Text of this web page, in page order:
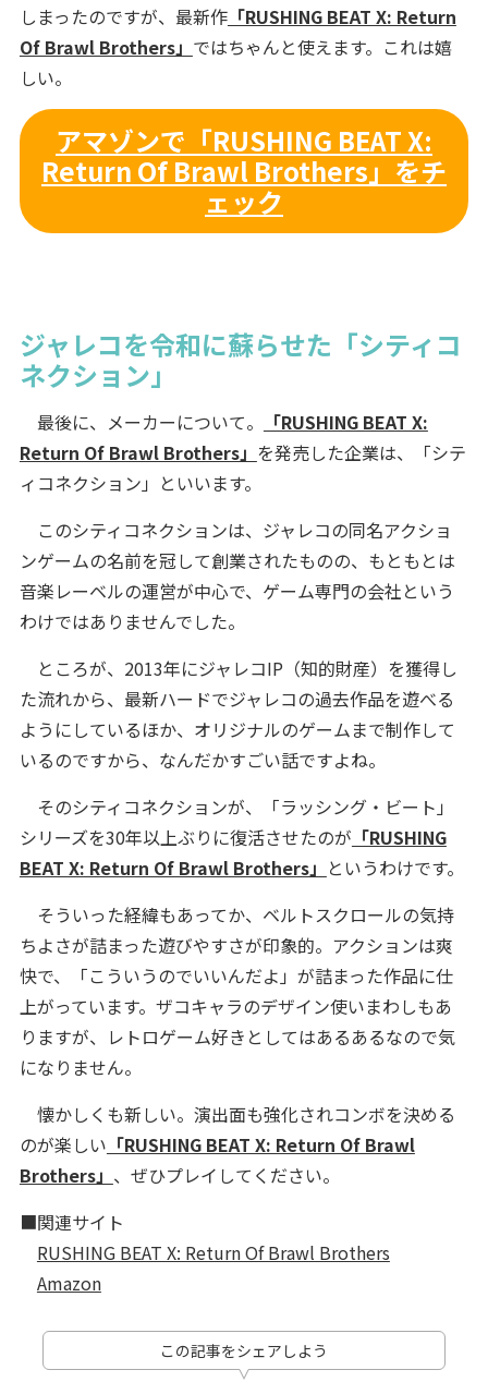
しまったのですが、最新作「RUSHING BEAT X: Return
Of Brawl Brothers」 ではちゃんと使えます。これは嬉
しい。
アマゾンで「RUSHING BEAT X:
Return Of Brawl Brothers」をチ
ェック
ジャレコを令和に蘇らせた「シティコ
ネクション」
最後に、メーカーについて。
「RUSHING BEAT X:
Return Of Brawl Brothers」 を発売した企業は、「シテ
ィコネクション」といいます。
このシティコネクションは、ジャレコの同名アクショ
ンゲームの名前を冠して創業されたものの、もともとは
音楽レーベルの運営が中心で、ゲーム専門の会社という
わけではありませんでした。
ところが、2013年にジャレコIP（知的財産）を獲得し
た流れから、最新ハードでジャレコの過去作品を遊べる
ようにしているほか、オリジナルのゲームまで制作して
いるのですから、なんだかすごい話ですよね。
そのシティコネクションが、「ラッシング・ビート」
シリーズを30年以上ぶりに復活させたのが 「RUSHING
BEAT X: Return Of Brawl Brothers」 というわけです。
そういった経緯もあってか、ベルトスクロールの気持
ちよさが詰まった遊びやすさが印象的。アクションは爽
快で、「こういうのでいいんだよ」が詰まった作品に仕
上がっています。ザコキャラのデザイン使いまわしもあ
りますが、レトロゲーム好きとしてはあるあるなので気
になりません。
懐かしくも新しい。演出面も強化されコンボを決める
のが楽しい 「RUSHING BEAT X: Return Of Brawl
Brothers」 、ぜひプレイしてください。
■関連サイト
RUSHING BEAT X: Return Of Brawl Brothers
Amazon
この記事をシェアしよう